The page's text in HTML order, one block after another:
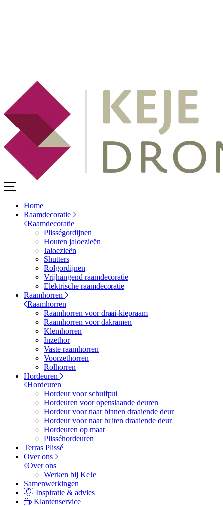
Home
Raamdecoratie
Raamdecoratie
Plisségordijnen
Houten jaloezieën
Jaloezieën
Shutters
Rolgordijnen
Vrijhangend raamdecoratie
Elektrische raamdecoratie
Raamhorren
Raamhorren
Raamhorren voor draai-kiepraam
Raamhorren voor dakramen
Klemhorren
Inzethor
Vaste raamhorren
Voorzethorren
Rolhorren
Hordeuren
Hordeuren
Hordeur voor schuifpui
Hordeuren voor openslaande deuren
Hordeur voor naar binnen draaiende deur
Hordeur voor naar buiten draaiende deur
Hordeuren op maat
Plisséhordeuren
Terras Plissé
Over ons
Over ons
Werken bij KeJe
Samenwerkingen
Inspiratie & advies
Klantenservice